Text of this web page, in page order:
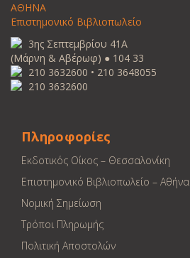
ΑΘΗΝΑ
Επιστημονικό Βιβλιοπωλείο
3ης Σεπτεμβρίου 41Α
(Μάρνη & Αβέρωφ) ● 104 33
210 3632600 • 210 3648055
210 3632600
Πληροφορίες
Εκδοτικός Οίκος – Θεσσαλονίκη
Επιστημονικό Βιβλιοπωλείο – Αθήνα
Νομική Σημείωση
Τρόποι Πληρωμής
Πολιτική Αποστολών